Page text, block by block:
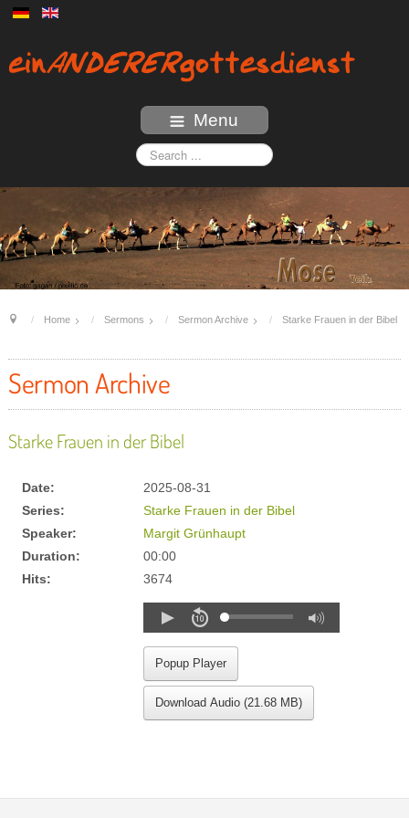
Menu
Home Sermons Sermon Archive Starke Frauen in der Bibel
Sermon Archive
Starke Frauen in der Bibel
Date:
2025-08-31
Series:
Starke Frauen in der Bibel
Speaker:
Margit Grünhaupt
Duration:
00:00
Hits:
3674